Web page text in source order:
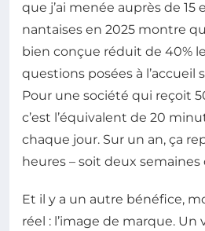
que j’ai menée auprès de 15
nantaises en 2025 montre
bien conçue réduit de 40%
questions posées à l’accueil
Pour une société qui reçoit
c’est l’équivalent de 20
chaque jour. Sur un an, ça
heures – soit deux semaines
Et il y a un autre bénéfice,
réel : l’image de marque.